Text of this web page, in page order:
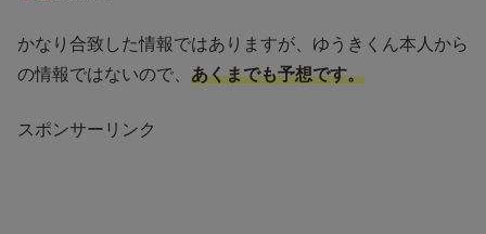
かなり合致した情報ではありますが、ゆうきくん本人から
の情報ではないので、 あくまでも予想です。
スポンサーリンク